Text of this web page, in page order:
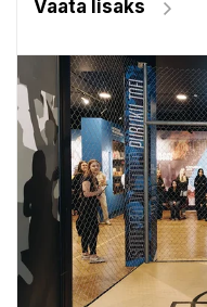
Vaata lisaks